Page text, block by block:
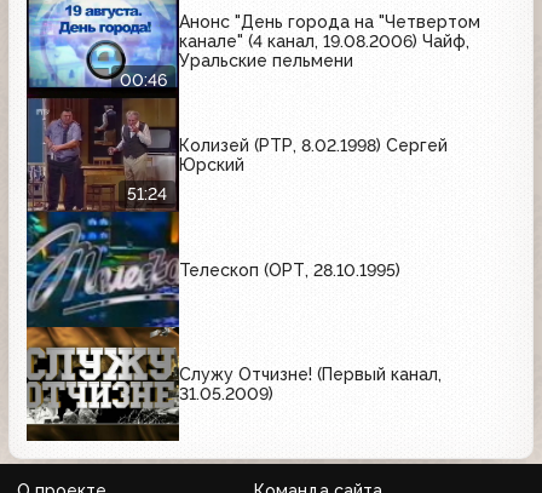
00:46
Анонс "День города на "Четвертом
канале" (4 канал, 19.08.2006) Чайф,
Уральские пельмени
51:24
Колизей (РТР, 8.02.1998) Сергей
Юрский
Телескоп (ОРТ, 28.10.1995)
Служу Отчизне! (Первый канал,
31.05.2009)